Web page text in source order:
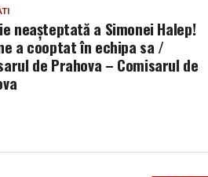
neașteptată a Simonei Halep!
a cooptat în echipa sa /
de Prahova – Comisarul de